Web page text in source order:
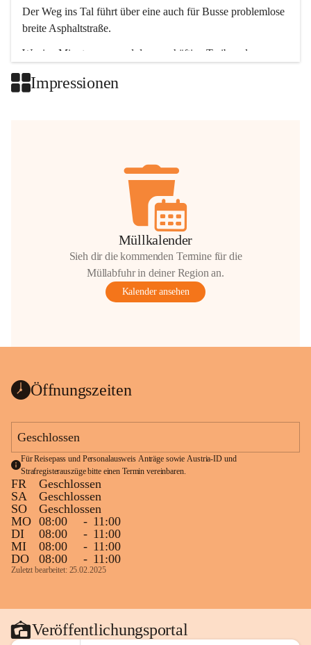
Der Weg ins Tal führt über eine auch für Busse problemlose
breite Asphaltstraße.
Wenige Minuten nur, und das geschäftige Treiben der
Impressionen
Müllkalender
Sieh dir die kommenden Termine für die
Müllabfuhr in deiner Region an.
Kalender ansehen
Öffnungszeiten
Geschlossen
Für Reisepass und Personalausweis Anträge sowie Austria-ID und
Strafregisterauszüge bitte einen Termin vereinbaren.
FR
Geschlossen
SA
Geschlossen
SO
Geschlossen
MO 08:00 - 11:00
DI
08:00 - 11:00
MI
08:00 - 11:00
DO
08:00 - 11:00
Zuletzt bearbeitet: 25.02.2025
Veröffentlichungsportal